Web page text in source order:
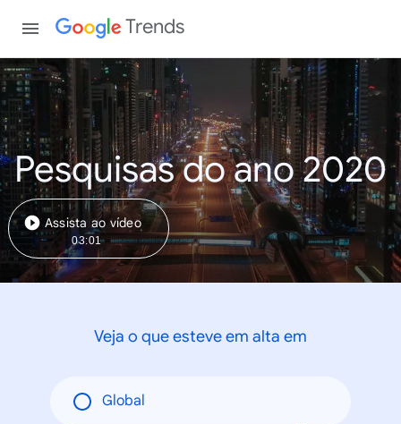
Trends
Pesquisas do ano 2020
Assista ao vídeo
03:01
Veja o que esteve em alta em
Global